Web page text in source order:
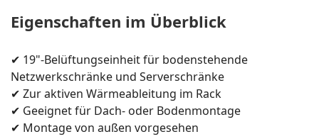
Eigenschaften im Überblick
✔ 19"-Belüftungseinheit für bodenstehende
Netzwerkschränke und Serverschränke
✔ Zur aktiven Wärmeableitung im Rack
✔ Geeignet für Dach- oder Bodenmontage
✔ Montage von außen vorgesehen